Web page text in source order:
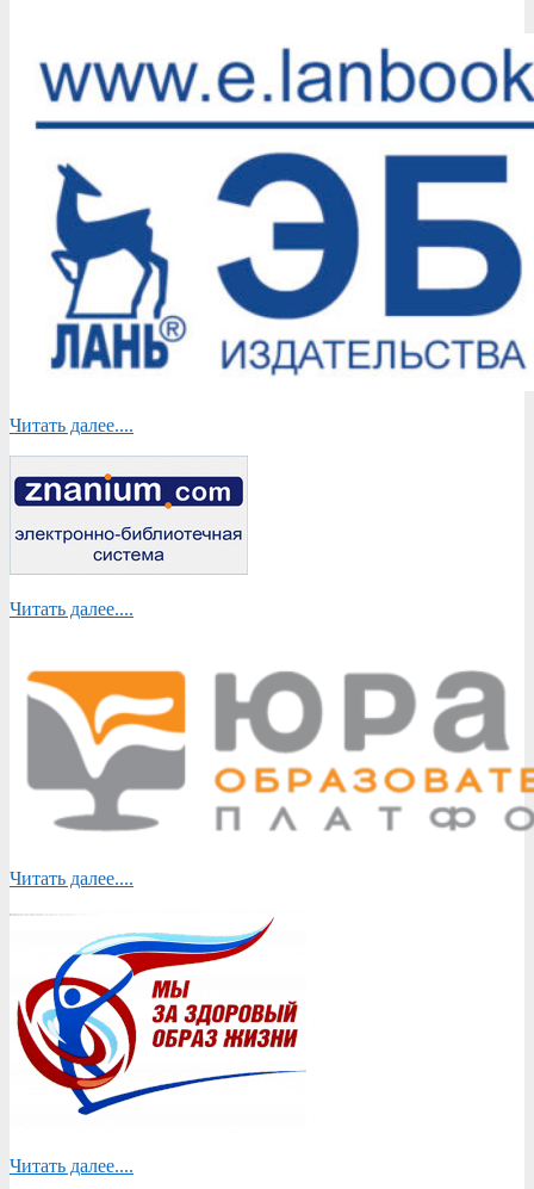
Читать далее....
Читать далее....
Читать далее....
Читать далее....